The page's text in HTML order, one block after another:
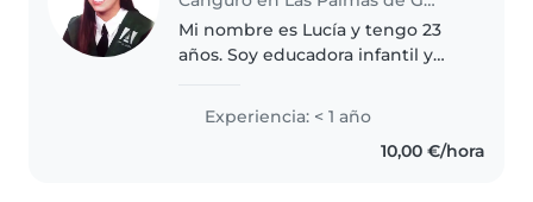
Mi nombre es Lucía y tengo 23
años. Soy educadora infantil y
la carrera de magisterio infantil.
Además tengo experiencia, he
cuidado a muchos niños. Me..
Experiencia: < 1 año
10,00 €/hora